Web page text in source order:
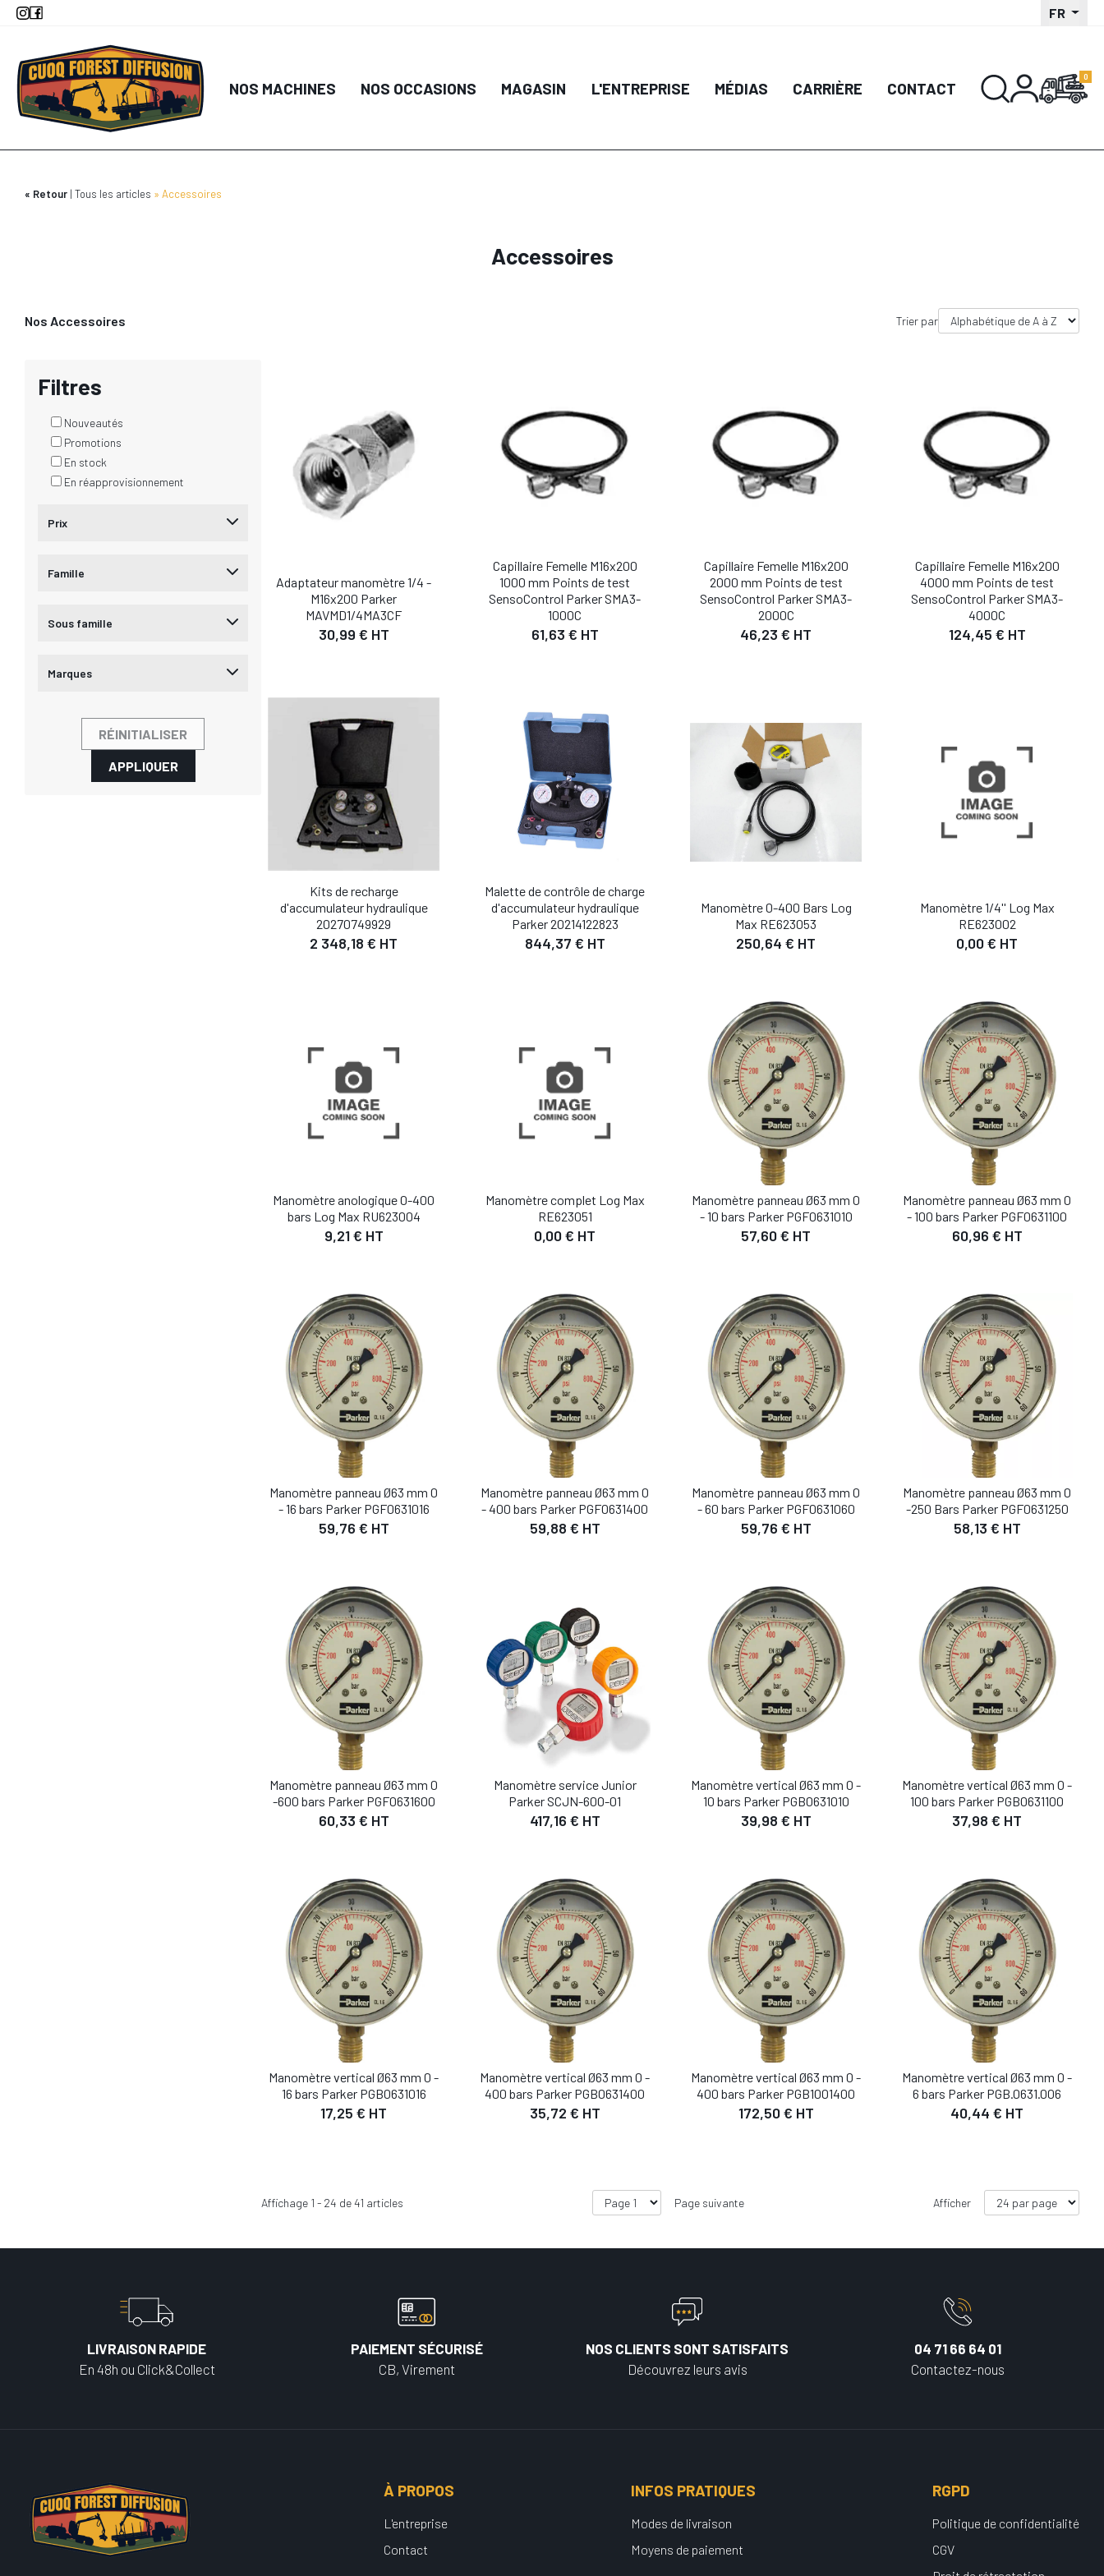
Aller
principal
FR
NOS MACHINES NOS OCCASIONS MAGASIN L'ENTREPRISE MÉDIAS CARRIÈRE CONTACT
Retour Tous les articles Accessoires
Accessoires
Nos Accessoires Trier par
Filtres
Nouveautés
Promotions
En stock
En réapprovisionnement
Prix
Famille
Sous famille
Marques
RÉINITIALISER
APPLIQUER
Adaptateur manomètre 1/4 -
M16x200 Parker
MAVMD1/4MA3CF
30,99 € HT
DÉTAIL
Capillaire Femelle M16x200
1000 mm Points de test
SensoControl Parker SMA3-
1000C
61,63 € HT
DÉTAIL
Capillaire Femelle M16x200
2000 mm Points de test
SensoControl Parker SMA3-
2000C
46,23 € HT
DÉTAIL
Capillaire Femelle M16x200
4000 mm Points de test
SensoControl Parker SMA3-
4000C
124,45 € HT
DÉTAIL
Kits de recharge
d'accumulateur hydraulique
20270749929
2 348,18 € HT
AJOUTER AU PANIER
Malette de contrôle de charge
d'accumulateur hydraulique
Parker 20214122823
844,37 € HT
AJOUTER AU PANIER
Manomètre 0-400 Bars Log
Max RE623053
250,64 € HT
AJOUTER AU PANIER
Manomètre 1/4'' Log Max
RE623002
0,00 € HT
DÉTAIL
Manomètre anologique 0-400
bars Log Max RU623004
9,21 € HT
DÉTAIL
AJOUTER AU PANIER
Manomètre complet Log Max
RE623051
0,00 € HT
DÉTAIL
Manomètre panneau Ø63 mm 0
- 10 bars Parker PGF0631010
57,60 € HT
AJOUTER AU PANIER
Manomètre panneau Ø63 mm 0
- 100 bars Parker PGF0631100
60,96 € HT
Manomètre panneau Ø63 mm 0
- 16 bars Parker PGF0631016
59,76 € HT
Manomètre panneau Ø63 mm 0
- 400 bars Parker PGF0631400
59,88 € HT
Manomètre panneau Ø63 mm 0
- 60 bars Parker PGF0631060
59,76 € HT
AJOUTER AU PANIER
Manomètre panneau Ø63 mm 0
-250 Bars Parker PGF0631250
58,13 € HT
AJOUTER AU PANIER
Manomètre panneau Ø63 mm 0
-600 bars Parker PGF0631600
60,33 € HT
AJOUTER AU PANIER
Manomètre service Junior
Parker SCJN-600-01
417,16 € HT
AJOUTER AU PANIER
Manomètre vertical Ø63 mm 0 -
10 bars Parker PGB0631010
39,98 € HT
AJOUTER AU PANIER
Manomètre vertical Ø63 mm 0 -
100 bars Parker PGB0631100
37,98 € HT
AJOUTER AU PANIER
Manomètre vertical Ø63 mm 0 -
16 bars Parker PGB0631016
17,25 € HT
AJOUTER AU PANIER
Manomètre vertical Ø63 mm 0 -
400 bars Parker PGB0631400
35,72 € HT
AJOUTER AU PANIER
Manomètre vertical Ø63 mm 0 -
400 bars Parker PGB1001400
172,50 € HT
AJOUTER AU PANIER
Manomètre vertical Ø63 mm 0 -
6 bars Parker PGB.0631.006
40,44 € HT
AJOUTER AU PANIER
Affichage 1 - 24 de41 articles Page suivante Afficher
LIVRAISON RAPIDE
En 48h ou Click&Collect
PAIEMENT SÉCURISÉ
CB, Virement
NOS CLIENTS SONT SATISFAITS
Découvrez leurs avis
04 71 66 64 01
Contactez-nous
À PROPOS
L'entreprise
Contact
INFOS PRATIQUES
Modes de livraison
Moyens de paiement
RGPD
Politique de confidentialité
CGV